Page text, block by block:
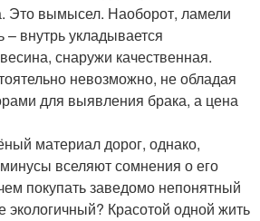
Это вымысел. Наоборот, ламели
– внутрь укладывается
снаружи качественная.
невозможно, не обладая
для выявления брака, а цена
материал дорог, однако,
вселяют сомнения о его
покупать заведомо непонятный
экологичный? Красотой одной жить